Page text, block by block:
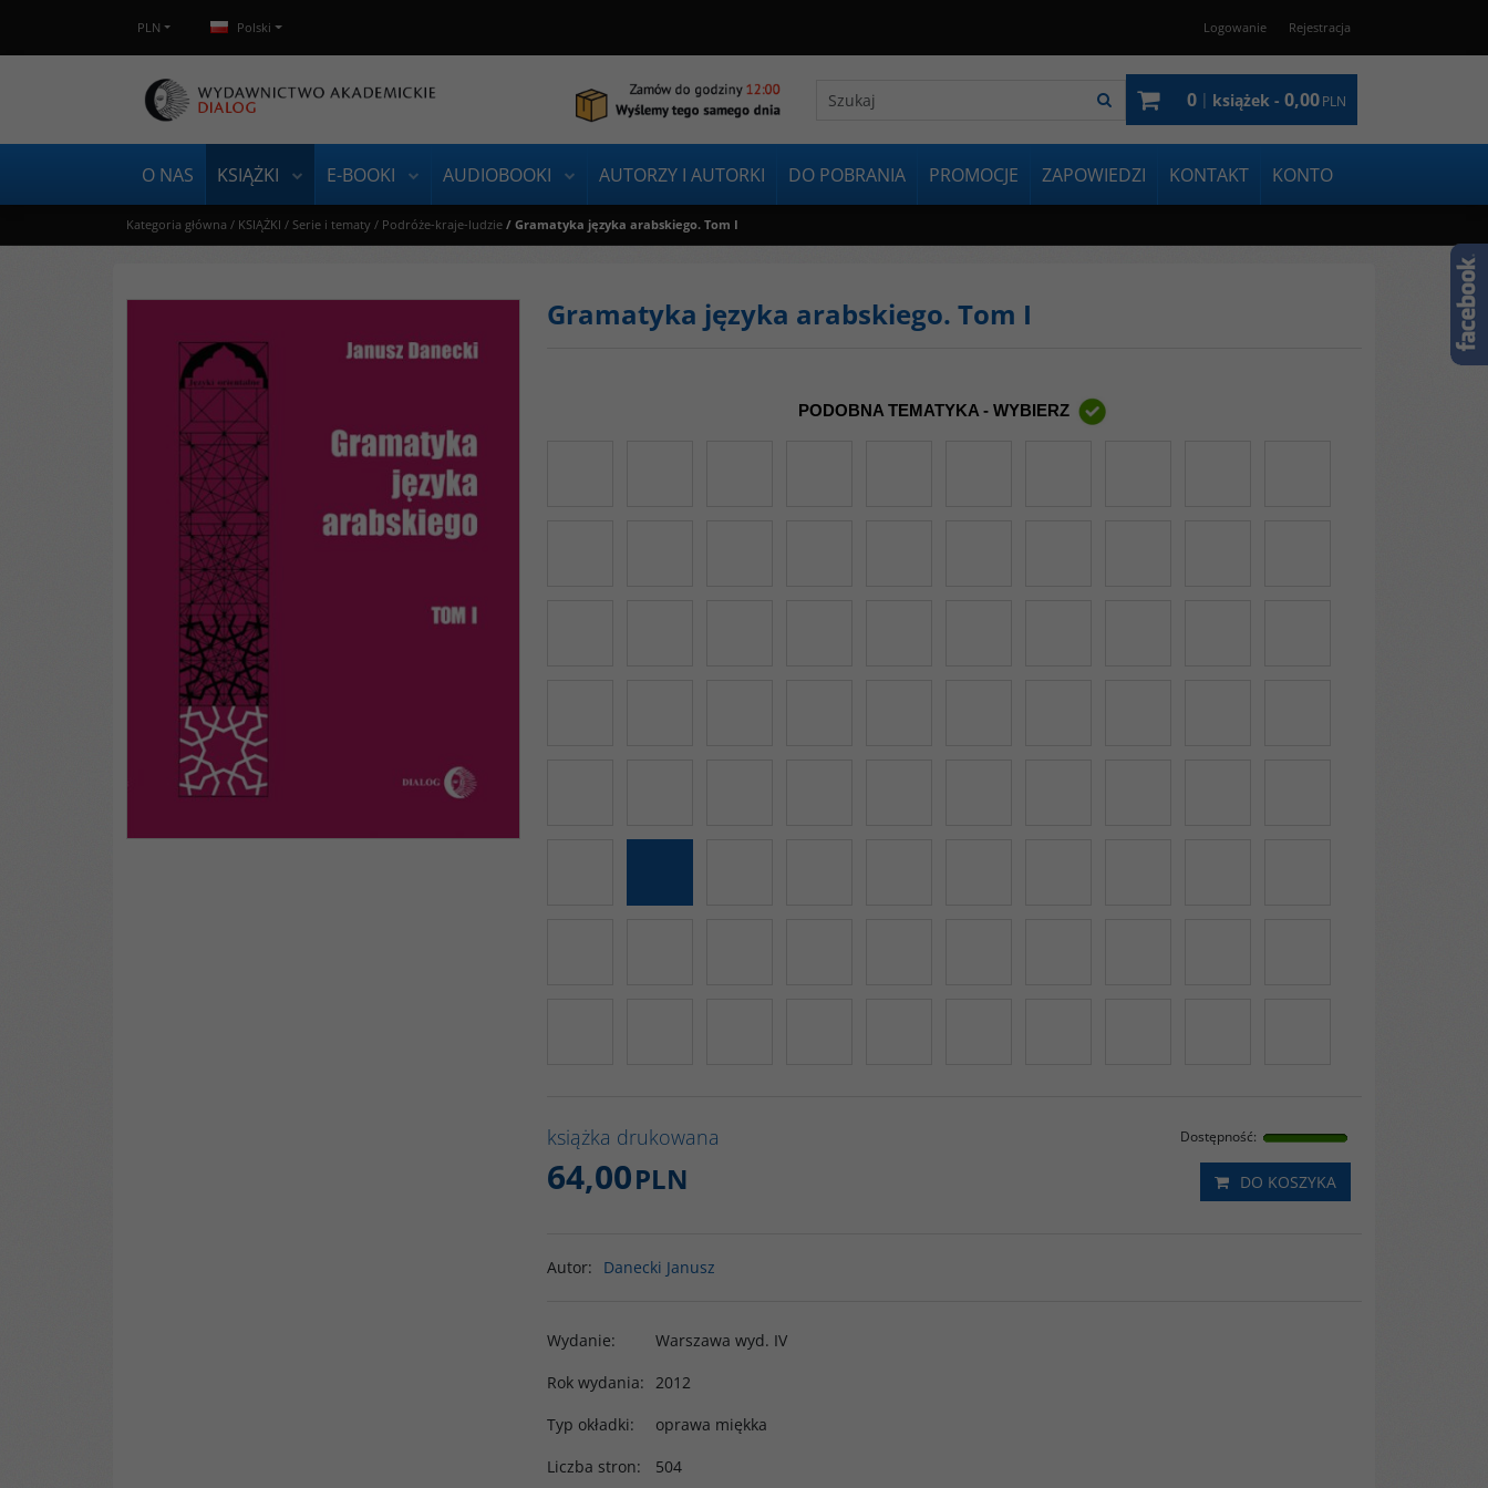
PLN Polski Logowanie Rejestracja
0 | książek - 0,00PLN
O NAS KSIĄŻKI E-BOOKI AUDIOBOOKI AUTORZY I AUTORKI DO POBRANIA PROMOCJE ZAPOWIEDZI KONTAKT KONTO
Kategoria główna / KSIĄŻKI / Serie i tematy / Podróże-kraje-ludzie / Gramatyka języka arabskiego. Tom I
Gramatyka języka arabskiego. Tom I
PODOBNA TEMATYKA - WYBIERZ
książka drukowana Dostępność:
64,00PLN DO KOSZYKA
Autor: Danecki Janusz
Wydanie:
Warszawa wyd. IV
Rok wydania: 2012
Typ okładki:
oprawa miękka
Liczba stron:
504